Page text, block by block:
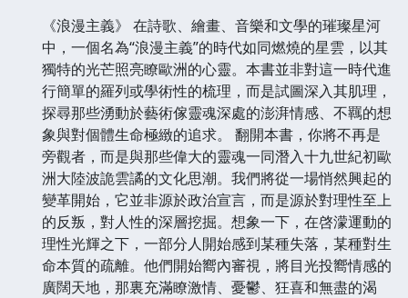
《浪漫主義》 在詩歌、繪畫、音樂和文學的璀璨星河
中，一個名為“浪漫主義”的時代如同燃燒的星雲，以其
獨特的光芒照亮瞭歐洲的心靈。本書並非對這一時代進
行簡單的羅列或學術性的梳理，而是試圖深入其肌理，
探尋那些湧動於藝術傢靈魂深處的澎湃情感、不羈的想
象與對個體生命極緻的追求。 翻開本書，你將不再是
旁觀者，而是與那些偉大的靈魂一同潛入十九世紀初歐
洲大陸波詭雲譎的文化思潮。我們將從一場悄然興起的
變革開始，它並非源於政治宣言，而是源於對理性至上
的反叛，對人性的深層挖掘。想象一下，在啓濛運動的
理性光輝之下，一部分人開始感到某種失落，某種對生
命本質的疏離。他們開始嚮內審視，將目光投嚮情感的
廣闊天地，那裏充滿瞭激情、憂鬱、狂喜和無盡的渴